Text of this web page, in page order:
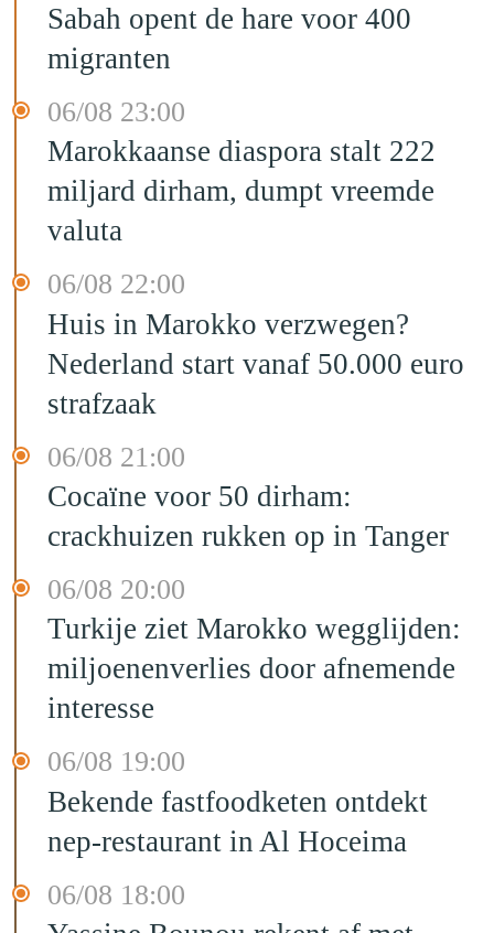
Sabah opent de hare voor 400
migranten
06/08 23:00
Marokkaanse diaspora stalt 222
miljard dirham, dumpt vreemde
valuta
06/08 22:00
Huis in Marokko verzwegen?
Nederland start vanaf 50.000 euro
strafzaak
06/08 21:00
Cocaïne voor 50 dirham:
crackhuizen rukken op in Tanger
06/08 20:00
Turkije ziet Marokko wegglijden:
miljoenenverlies door afnemende
interesse
06/08 19:00
Bekende fastfoodketen ontdekt
nep-restaurant in Al Hoceima
06/08 18:00